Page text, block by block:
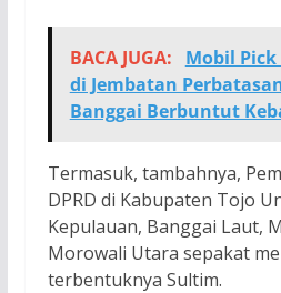
BACA JUGA:
Mobil
di Jembatan
Banggai Berbuntut
Termasuk, tambahnya,
DPRD di Kabupaten Tojo
Kepulauan, Banggai Laut,
Morowali Utara sepakat
terbentuknya Sultim.